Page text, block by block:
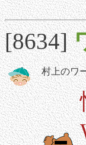
[8634]
村上のワ